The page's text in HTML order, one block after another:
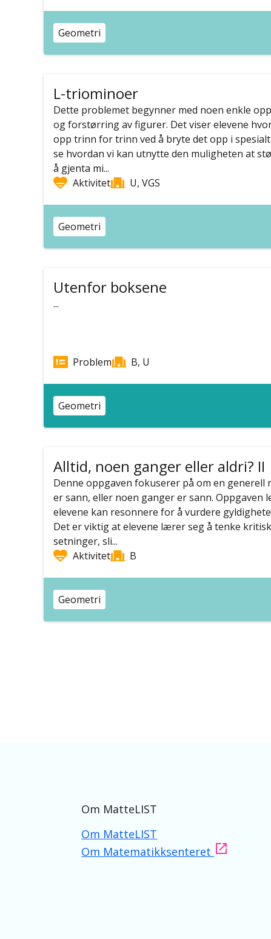
Geometri
L-triominoer
Dette problemet begynner med noen enkle
og forstørring av figurer. Det viser elevene
opp trinn for trinn ved å bryte det opp i
se hvordan vi kan utnytte den muligheten at
å gjenta mi...
Aktivitet
U, VGS
Geometri
Utenfor boksene
...
Problem B, U
Geometri
Alltid, noen ganger eller aldri? II
Denne oppgaven fokuserer på om en generell
er sann, eller noen ganger er sann.
elevene kan resonnere for å vurdere
Det er viktig at elevene lærer seg å tenke
setninger, sli...
Aktivitet
B
Geometri
Om MatteLIST
Om MatteLIST
Om Matematikksenteret